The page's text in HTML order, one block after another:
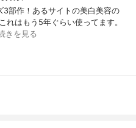
部作！あるサイトの美白美容の
れはもう5年ぐらい使ってます。
きを見る